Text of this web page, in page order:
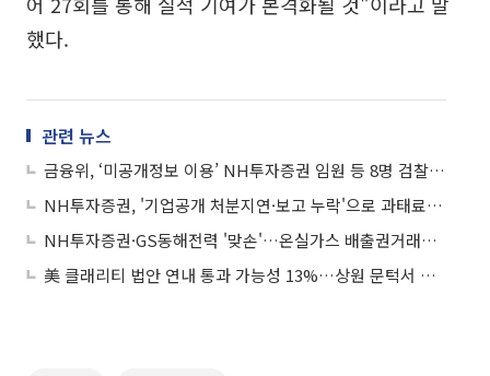
했다.
관련 뉴스
금융위, ‘미공개정보 이용’ NH투자증권 임원 등 8명 검찰 고발
NH투자증권, '기업공개 처분지연·보고 누락'으로 과태료 4400만원 부과
NH투자증권·GS동해전력 '맞손'…온실가스 배출권거래제 상호 협력
美 클래리티 법안 연내 통과 가능성 13%…상원 문턱서 제동